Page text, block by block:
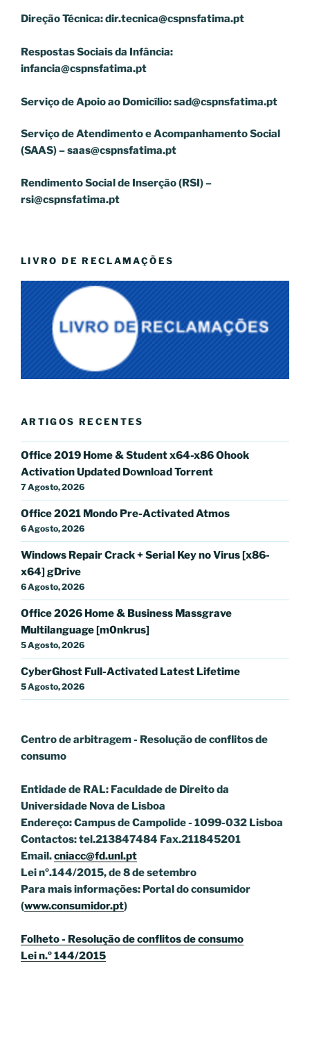
Direção Técnica:dir.tecnica@cspnsfatima.pt
Respostas Sociais da Infância:
infancia@cspnsfatima.pt
Serviço de Apoio ao Domicílio:sad@cspnsfatima.pt
Serviço de Atendimento e Acompanhamento Social
(SAAS) –saas@cspnsfatima.pt
Rendimento Social de Inserção (RSI) –
rsi@cspnsfatima.pt
LIVRO DE RECLAMAÇÕES
ARTIGOS RECENTES
Office 2019 Home & Student x64-x86 Ohook
Activation Updated Dоwnlоad Torrent
7 Agosto, 2026
Office 2021 Mondo Pre-Activated Atmos
6 Agosto, 2026
Windows Repair Crack + Serial Key no Virus [x86-
x64] gDrive
6 Agosto, 2026
Office 2026 Home & Business Massgrave
Multilanguage [m0nkrus]
5 Agosto, 2026
CyberGhost Full-Activated Latest Lifetime
5 Agosto, 2026
Centro de arbitragem - Resolução de conflitosde
consumo
Entidade de RAL: Faculdade de Direito da
Universidade Nova de Lisboa
Endereço: Campus de Campolide - 1099-032 Lisboa
Contactos: tel.213847484 Fax.211845201
Email.cniacc@fd.unl.pt
Lei nº.144/2015, de 8 de setembro
Para mais informações: Portal do consumidor
(www.consumidor.pt)
Folheto - Resolução de conflitos de consumo
Lei n.º 144/2015